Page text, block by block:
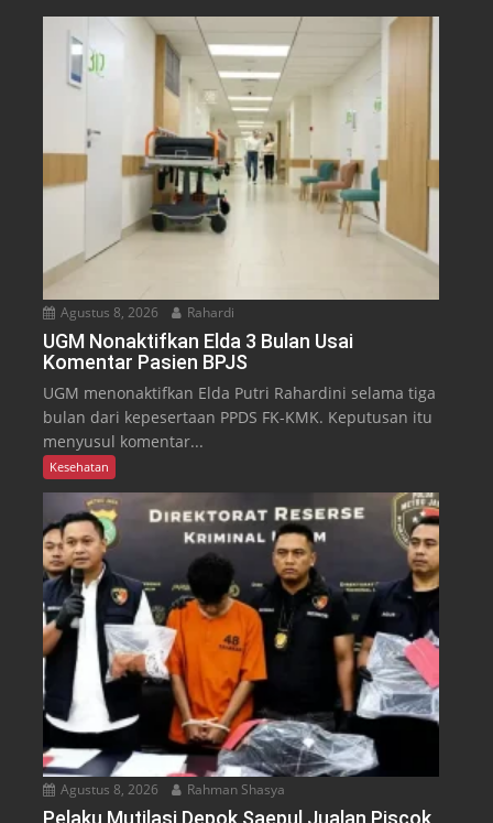
Agustus 8, 2026 Rahardi
UGM Nonaktifkan Elda 3 Bulan Usai
Komentar Pasien BPJS
UGM menonaktifkan Elda Putri Rahardini selama tiga
bulan dari kepesertaan PPDS FK-KMK. Keputusan itu
menyusul komentar...
Kesehatan
Agustus 8, 2026 Rahman Shasya
Pelaku Mutilasi Depok Saepul Jualan Piscok